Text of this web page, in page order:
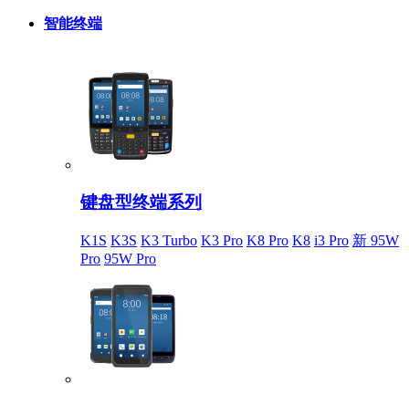
智能终端
键盘型终端系列
K1S K3S K3 Turbo K3 Pro K8 Pro K8 i3 Pro 新 95W
Pro 95W Pro